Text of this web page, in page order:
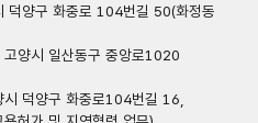
덕양구 화중로 104번길 50(화정동
양시 일산동구 중앙로1020
덕양구 화중로104번길 16,